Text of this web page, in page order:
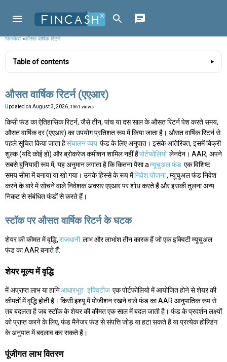
फिनकैश»औसत वार्षिक रिटर्न
Table of contents
औसत वार्षिक रिटर्न (एएआर)
Updated on August 3, 2026 , 1361 views
किसी फंड का ऐतिहासिक रिटर्न, जैसे तीन, पांच या दस साल के औसत रिटर्न पेश करते समय,
औसत वार्षिक दर (एएआर) का उपयोग प्रतिशत रूप में किया जाता है। औसत वार्षिक रिटर्न से
पहले सूचित किया जाता हैसंचालन व्यय फंड के लिए अनुपात। इसके अतिरिक्त, इसमें बिक्री
शुल्क (यदि कोई हो) और ब्रोकरेज कमीशन शामिल नहीं हैंपोर्टफोलियो लेनदेन। AAR, अपने
सबसे बुनियादी रूप में, यह अनुमान लगाता है कि कितना पैसा aम्यूचुअल फंड एक विशिष्ट
समय सीमा में बनाया या खो गया। उनके हिस्से के रूप मेंनिवेश योजना, म्यूचुअल फंड निवेश
करने के बारे में सोचने वाले निवेशक अक्सर एएआर पर शोध करते हैं और इसकी तुलना अन्य
निकट से संबंधित फंडों से करते हैं।
स्टॉक पर औसत वार्षिक रिटर्न के घटक
शेयर की कीमत में वृद्धि,राजधानी लाभ और लाभांश तीन कारक हैं जो एक इक्विटी म्यूचुअल
फंड का AAR बनाते हैं:
शेयर मूल्य में वृद्धि
में अप्राप्त लाभ या हानिआधारभूत इक्विटीज एक पोर्टफोलियो में आयोजित होने से शेयर की
कीमतों में वृद्धि होती है। किसी इश्यू में पोजीशन रखने वाले फंड का AAR आनुपातिक रूप से
तब बदलता है जब स्टॉक के शेयर की कीमत एक साल में बदल जाती है। फंड के प्रदर्शन लक्ष्यों
को प्राप्त करने के लिए, फंड मैनेजर फंड से संपत्ति जोड़ या हटा सकते हैं या प्रत्येक होल्डिंग
के अनुपात में बदलाव कर सकते हैं।
पूंजीगत लाभ वितरण